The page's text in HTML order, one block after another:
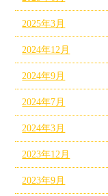
2025年3月
2024年12月
2024年9月
2024年7月
2024年3月
2023年12月
2023年9月